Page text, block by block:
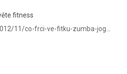
fitness